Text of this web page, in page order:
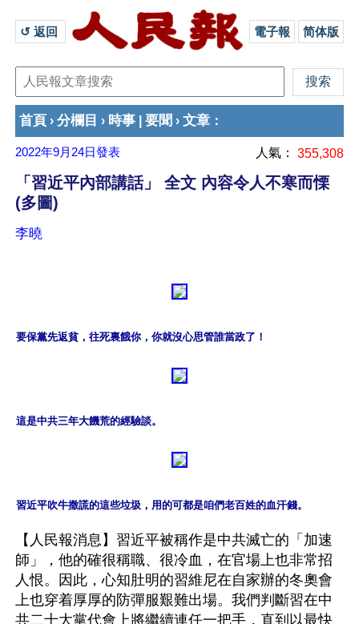
↺ 返回 電子報 简体版
首頁 › 分欄目 › 時事 要聞 › 文章 ：
2022年9月24日發表 人氣： 355,308
「習近平內部講話」 全文 內容令人不寒而慄
(多圖)
李曉
要保黨先返貧，往死裏餓你，你就沒心思管誰當政了！
這是中共三年大饑荒的經驗談。
習近平吹牛撒謊的這些垃圾，用的可都是咱們老百姓的血汗錢。
【人民報消息】習近平被稱作是中共滅亡的「加速
師」，他的確很稱職、很冷血，在官場上也非常招
人恨。因此，心知肚明的習維尼在自家辦的冬奧會
上也穿着厚厚的防彈服艱難出場。我們判斷習在中
共二十大黨代會上將繼續連任一把手，直到以最快